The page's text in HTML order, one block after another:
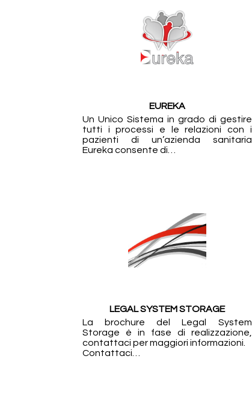
EUREKA
Un Unico Sistema in grado di gestire
tutti i processi e le relazioni con i
pazienti di un’azienda sanitaria
Eureka consente di…
LEGAL SYSTEM STORAGE
La brochure del Legal System
Storage è in fase di realizzazione,
contattaci per maggiori informazioni.
Contattaci…